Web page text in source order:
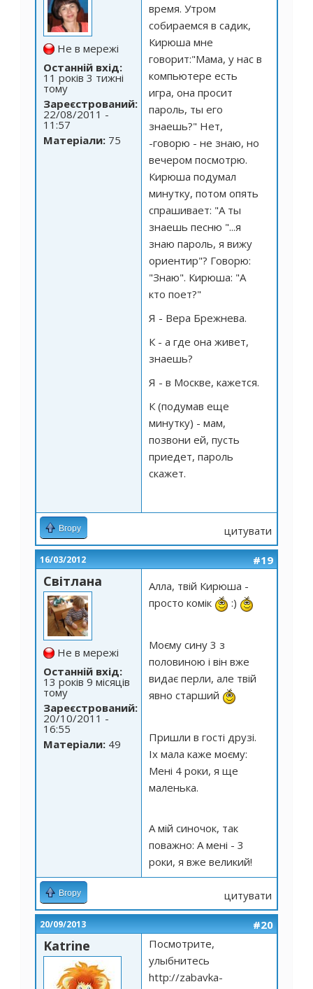
Не в мережі
Останній вхід:
11 років 3 тижні
тому
Зареєстрований:
22/08/2011 -
11:57
Матеріали: 75
время. Утром
собираемся в садик,
Кирюша мне
говорит:"Мама, у нас в
компьютере есть
игра, она просит
пароль, ты его
знаешь?" Нет,
-говорю - не знаю, но
вечером посмотрю.
Кирюша подумал
минутку, потом опять
спрашивает: "А ты
знаешь песню "...я
знаю пароль, я вижу
ориентир"? Говорю:
"Знаю". Кирюша: "А
кто поет?"
Я - Вера Брежнева.
К - а где она живет,
знаешь?
Я - в Москве, кажется.
К (подумав еще
минутку) - мам,
позвони ей, пусть
приедет, пароль
скажет.
Вгору цитувати
16/03/2012 #19
Світлана
Не в мережі
Останній вхід:
13 років 9 місяців
тому
Зареєстрований:
20/10/2011 -
16:55
Матеріали: 49
Алла, твій Кирюша -
просто комік
:)
Моєму сину 3 з
половиною і він вже
видає перли, але твій
явно старший
Пришли в гості друзі.
Іх мала каже моєму:
Мені 4 роки, я ще
маленька.
А мій синочок, так
поважно: А мені - 3
роки, я вже великий!
Вгору цитувати
20/09/2013 #20
Katrine
Посмотрите,
улыбнитесь
http://zabavka-